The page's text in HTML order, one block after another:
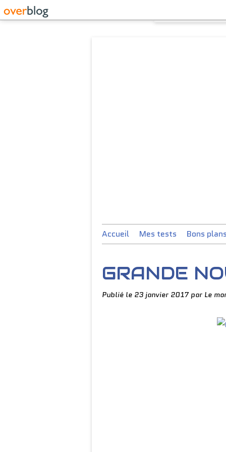
Accueil Mes tests Bons plans
GRANDE
Publié le 23 janvier 2017 par Le